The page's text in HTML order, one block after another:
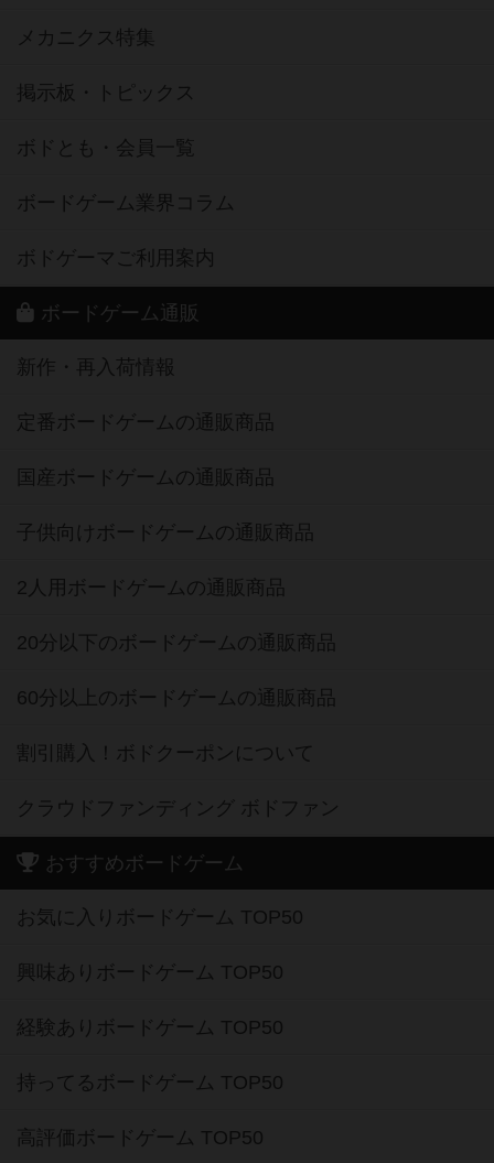
メカニクス特集
掲示板・トピックス
ボドとも・会員一覧
ボードゲーム業界コラム
ボドゲーマご利用案内
ボードゲーム通販
新作・再入荷情報
定番ボードゲームの通販商品
国産ボードゲームの通販商品
子供向けボードゲームの通販商品
2人用ボードゲームの通販商品
20分以下のボードゲームの通販商品
60分以上のボードゲームの通販商品
割引購入！ボドクーポンについて
クラウドファンディング ボドファン
おすすめボードゲーム
お気に入りボードゲーム TOP50
興味ありボードゲーム TOP50
経験ありボードゲーム TOP50
持ってるボードゲーム TOP50
高評価ボードゲーム TOP50